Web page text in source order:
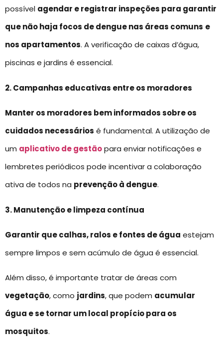
possível agendar e registrar inspeções para garantir
que não haja focos de dengue nas áreas comuns e
nos apartamentos. A verificação de caixas d’água,
piscinas e jardins é essencial.
2. Campanhas educativas entre os moradores
Manter os moradores bem informados sobre os
cuidados necessários é fundamental. A utilização de
um aplicativo de gestãopara enviar notificações e
lembretes periódicos pode incentivar a colaboração
ativa de todos na prevenção à dengue.
3. Manutenção e limpeza contínua
Garantir que calhas, ralos e fontes de água estejam
sempre limpos e sem acúmulo de água é essencial.
Além disso, é importante tratar de áreas com
vegetação, como jardins, que podem acumular
água e se tornar um local propício para os
mosquitos.